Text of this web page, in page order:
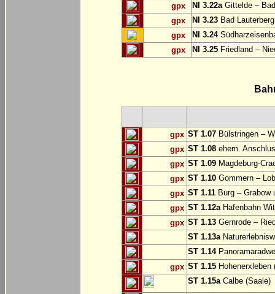
gpx
NI 3.22aGittelde –
gpx
NI 3.23 Bad
gpx
NI 3.24
gpx
NI 3.25 Friedland –
gpx ST 1.07 Bülstringen –
gpx ST 1.08 ehem.
gpx ST 1.09 Magdeburg-
gpx ST 1.10 Gommern –
gpx ST 1.11 Burg – Grabow
gpx ST 1.12aHafenbahn
gpx ST 1.13 Gernrode –
ST 1.13a
ST 1.14
gpx ST 1.15
ST 1.15aCalbe (Saale)